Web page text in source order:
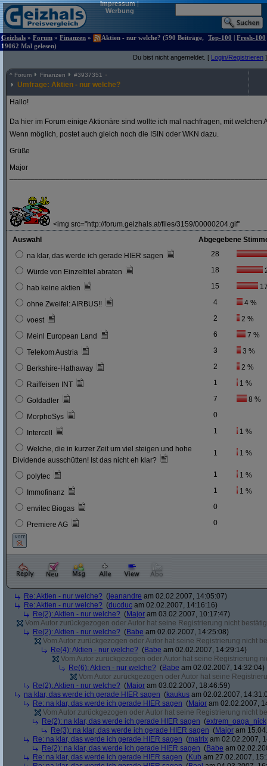
Impressum|
Werbung
Geizhals » Forum » Finanzen »
Aktien - nur welche? (590 Beiträge,
19062 Mal gelesen)
Top-100 | Fresh-100
Du bist nicht angemeldet. [ Login/Registrieren ]
^ Forum Finanzen #3937351
Umfrage: Aktien - nur welche?
Hallo!
Da hier im Forum einige Aktionäre sind wollte ich mal nachfragen, mit welchen
Wenn möglich, postet auch gleich noch die ISIN oder WKN dazu.
Grüße
Major
<img src="http://forum.geizhals.at/files/3159/00000204.gif"
Auswahl
Abgegebene
na klar, das werde ich gerade HIER sagen
28
Würde von Einzeltitel abraten 18
hab keine aktien 15
ohne Zweifel: AIRBUS!! 4 4 %
voest 2 2 %
Meinl European Land 6 7 %
Telekom Austria 3 3 %
Berkshire-Hathaway 2 2 %
Raiffeisen INT 1 1 %
Goldadler 7 8 %
MorphoSys 0
Intercell 1 1 %
Welche, die in kurzer Zeit um viel steigen und hohe
Dividende ausschütten! Ist das nicht eh klar?
1 1 %
polytec 1 1 %
Immofinanz 1 1 %
envitec Biogas 0
Premiere AG 0
Re: Aktien - nur welche? (jeanandre am 02.02.2007, 14:05:07)
Re: Aktien - nur welche? (ducduc am 02.02.2007, 14:16:16)
Re(2): Aktien - nur welche? (Major am 03.02.2007, 10:17:47)
Vom Autor zurückgezogen oder Autor hat seine Registrierung nicht
Re(2): Aktien - nur welche? (Babe am 02.02.2007, 14:25:08)
Vom Autor zurückgezogen oder Autor hat seine Registrierung nicht
Re(4): Aktien - nur welche? (Babe am 02.02.2007, 14:29:14)
Vom Autor zurückgezogen oder Autor hat seine Registrierung
Re(6): Aktien - nur welche? (Babe am 02.02.2007, 14:32:04)
Vom Autor zurückgezogen oder Autor hat seine
Re(2): Aktien - nur welche? (Major am 03.02.2007, 18:46:59)
na klar, das werde ich gerade HIER sagen (kaukus am 02.02.2007,
Re: na klar, das werde ich gerade HIER sagen (Major am 02.02.2007,
Vom Autor zurückgezogen oder Autor hat seine Registrierung nicht
Re(2): na klar, das werde ich gerade HIER sagen (extrem_oaga_nick
Re(3): na klar, das werde ich gerade HIER sagen (Major am
Re: na klar, das werde ich gerade HIER sagen (matrix am 02.02.2007,
Re(2): na klar, das werde ich gerade HIER sagen (Babe am
Re: na klar, das werde ich gerade HIER sagen (Kub am 27.02.2007,